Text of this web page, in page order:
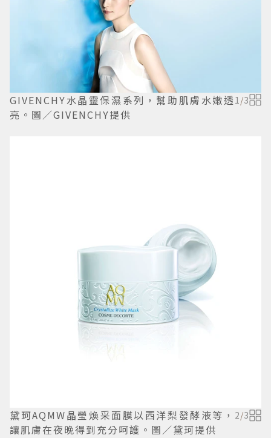
GIVENCHY水晶靈保濕系列，幫助肌膚水嫩透
亮。圖／GIVENCHY提供
1 /3
黛珂AQMW晶瑩煥采面膜以西洋梨發酵液等，
讓肌膚在夜晚得到充分呵護。圖／黛珂提供
2/3